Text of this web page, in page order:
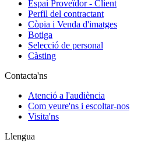
Espai Proveïdor - Client
Perfil del contractant
Còpia i Venda d'imatges
Botiga
Selecció de personal
Càsting
Contacta'ns
Atenció a l'audiència
Com veure'ns i escoltar-nos
Visita'ns
Llengua